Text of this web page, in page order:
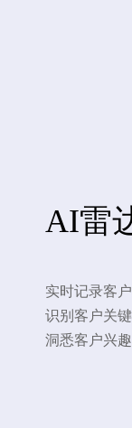
AI雷
实时记录客
识别客户关
洞悉客户兴